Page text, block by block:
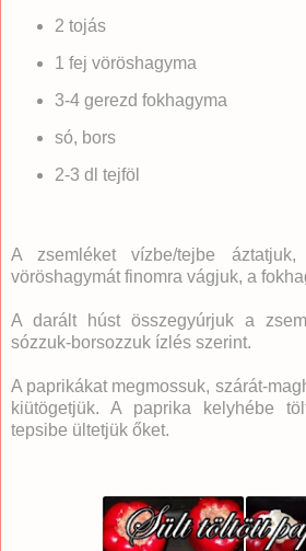
2 tojás
1 fej vöröshagyma
3-4 gerezd fokhagyma
só, bors
2-3 dl tejföl
A zsemléket vízbe/tejbe
vöröshagymát finomra vágjuk, a
A darált húst összegyúrjuk a
sózzuk-borsozzuk ízlés szerint.
A paprikákat megmossuk, szárát-
kiütögetjük. A paprika kelyhébe
tepsibe ültetjük őket.